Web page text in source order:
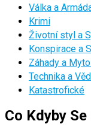
Válka a
Krimi
Životní styl a
Konspirace a
Záhady a
Technika a
Katastrofické
Co Kdyby